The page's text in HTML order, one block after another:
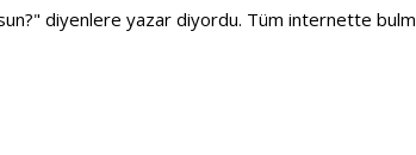
diyenlere yazar diyordu. Tüm internette